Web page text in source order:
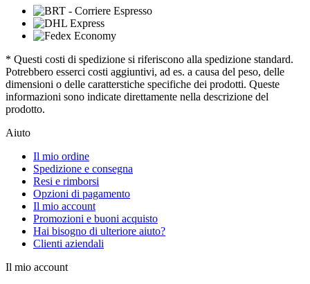
* Questi costi di spedizione si riferiscono alla spedizione standard.
Potrebbero esserci costi aggiuntivi, ad es. a causa del peso, delle
dimensioni o delle caratterstiche specifiche dei prodotti. Queste
informazioni sono indicate direttamente nella descrizione del
prodotto.
Aiuto
Il mio ordine
Spedizione e consegna
Resi e rimborsi
Opzioni di pagamento
Il mio account
Promozioni e buoni acquisto
Hai bisogno di ulteriore aiuto?
Clienti aziendali
Il mio account